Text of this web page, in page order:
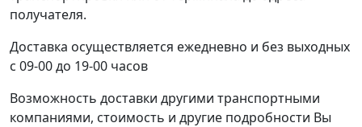
получателя.
Доставка осуществляется ежедневно и без выходных
с 09-00 до 19-00 часов
Возможность доставки другими транспортными
компаниями, стоимость и другие подробности Вы